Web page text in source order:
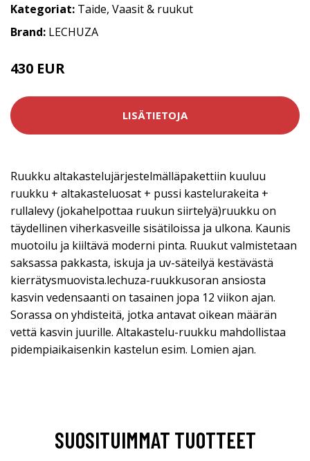
Kategoriat: Taide, Vaasit & ruukut
Brand: LECHUZA
430 EUR
LISÄTIETOJA
Ruukku altakastelujärjestelmälläpakettiin kuuluu
ruukku + altakasteluosat + pussi kastelurakeita +
rullalevy (jokahelpottaa ruukun siirtelyä)ruukku on
täydellinen viherkasveille sisätiloissa ja ulkona. Kaunis
muotoilu ja kiiltävä moderni pinta. Ruukut valmistetaan
saksassa pakkasta, iskuja ja uv-säteilyä kestävästä
kierrätysmuovista.lechuza-ruukkusoran ansiosta
kasvin vedensaanti on tasainen jopa 12 viikon ajan.
Sorassa on yhdisteitä, jotka antavat oikean määrän
vettä kasvin juurille. Altakastelu-ruukku mahdollistaa
pidempiaikaisenkin kastelun esim. Lomien ajan.
SUOSITUIMMAT TUOTTEET